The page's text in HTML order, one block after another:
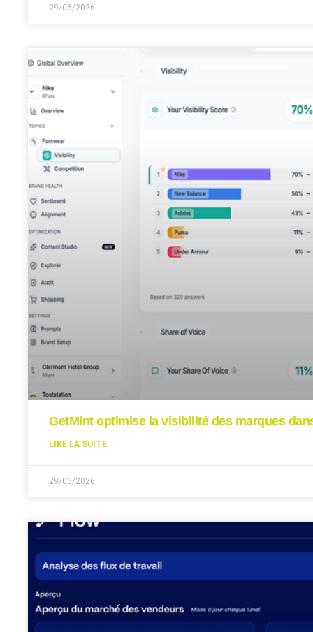
29/06/2026
GetMint optimise la visibilité des marques
LIRE LA SUITE →
29/06/2026